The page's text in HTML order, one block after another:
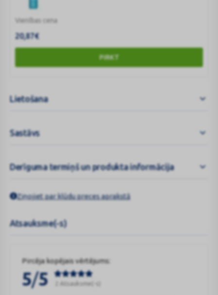
Vienības cena
20,87€
PIRKT
Lietošana
Sastāvs
Derīguma termiņš un produkta informācija
Ziņojiet par kļūdu preces aprakstā
Atsauksme(-s)
Pircēja kopējais vērtējums:
5/5 2 Atsauksme(-s)